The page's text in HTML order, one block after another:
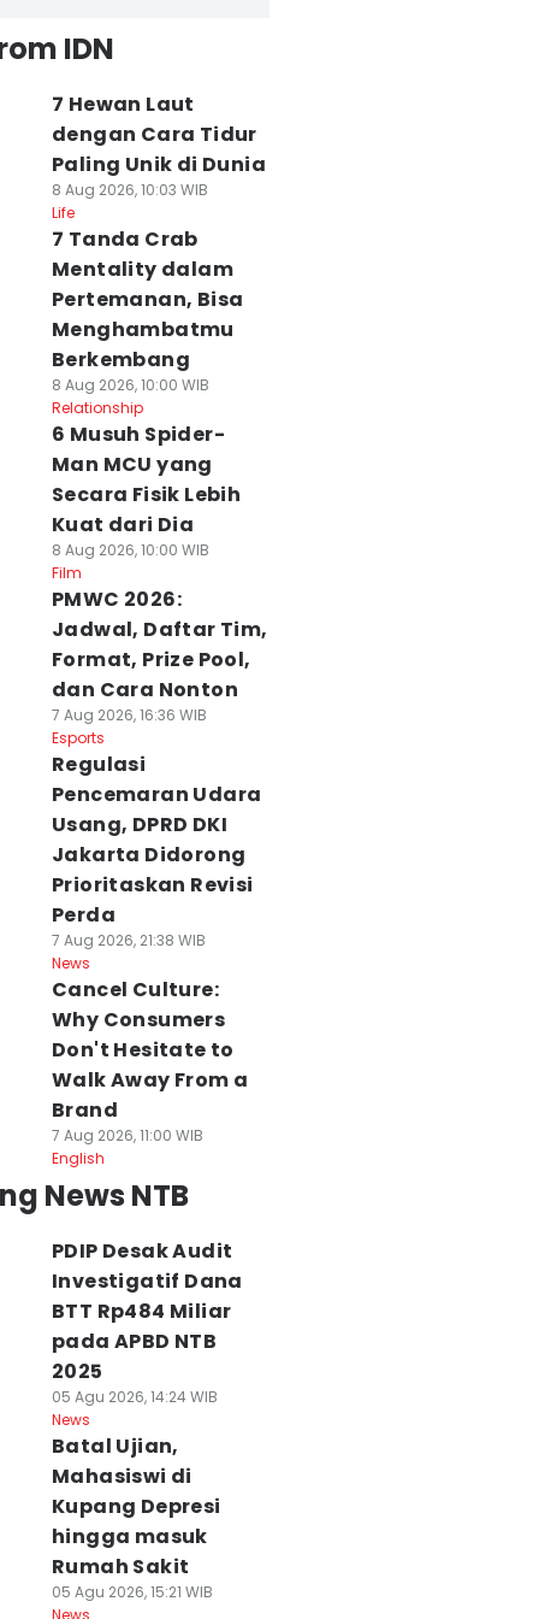
IDN
7 Hewan Laut
dengan Cara Tidur
Paling Unik di Dunia
8 Aug 2026, 10:03 WIB
Life
7 Tanda Crab
Mentality dalam
Pertemanan, Bisa
Menghambatmu
Berkembang
8 Aug 2026, 10:00 WIB
Relationship
6 Musuh Spider-
Man MCU yang
Secara Fisik Lebih
Kuat dari Dia
8 Aug 2026, 10:00 WIB
Film
PMWC 2026:
Jadwal, Daftar Tim,
Format, Prize Pool,
dan Cara Nonton
7 Aug 2026, 16:36 WIB
Esports
Regulasi
Pencemaran Udara
Usang, DPRD DKI
Jakarta Didorong
Prioritaskan Revisi
Perda
7 Aug 2026, 21:38 WIB
News
Cancel Culture:
Why Consumers
Don't Hesitate to
Walk Away From a
Brand
7 Aug 2026, 11:00 WIB
English
News NTB
PDIP Desak Audit
Investigatif Dana
BTT Rp484 Miliar
pada APBD NTB
2025
05 Agu 2026, 14:24 WIB
News
Batal Ujian,
Mahasiswi di
Kupang Depresi
hingga masuk
Rumah Sakit
05 Agu 2026, 15:21 WIB
News